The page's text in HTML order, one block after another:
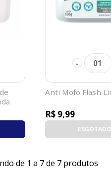
- 01
Anti Mofo Flash
R$ 9,99
de 1 a 7 de 7 produtos